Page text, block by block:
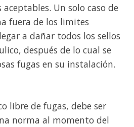
Un solo caso de
fuera de los limites
a dañar todos los sellos
después de lo cual se
fugas en su instalación.
libre de fugas, debe ser
norma al momento del